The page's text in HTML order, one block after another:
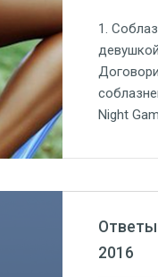
1.
Night
клубе,
2016